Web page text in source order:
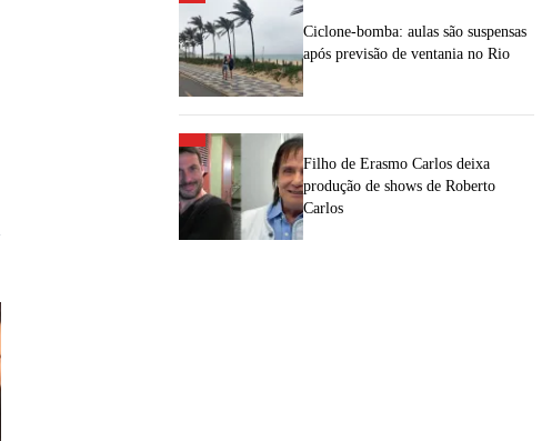
Ciclone-bomba: aulas são suspensas
após previsão de ventania no Rio
Filho de Erasmo Carlos deixa
produção de shows de Roberto
Carlos